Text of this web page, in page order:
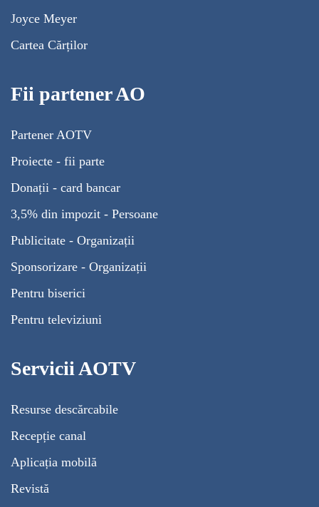
Joyce Meyer
Cartea Cărților
Fii partener AO
Partener AOTV
Proiecte - fii parte
Donații - card bancar
3,5% din impozit - Persoane
Publicitate - Organizații
Sponsorizare - Organizații
Pentru biserici
Pentru televiziuni
Servicii AOTV
Resurse descărcabile
Recepție canal
Aplicația mobilă
Revistă